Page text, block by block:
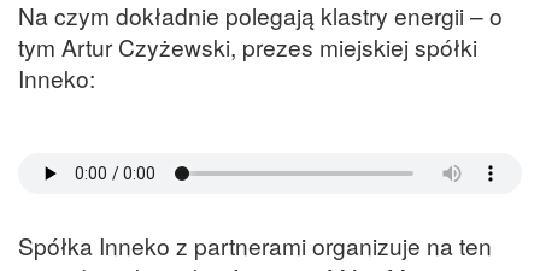
Na czym dokładnie polegają klastry energii – o
tym Artur Czyżewski, prezes miejskiej spółki
Inneko:
Spółka Inneko z partnerami organizuje na ten